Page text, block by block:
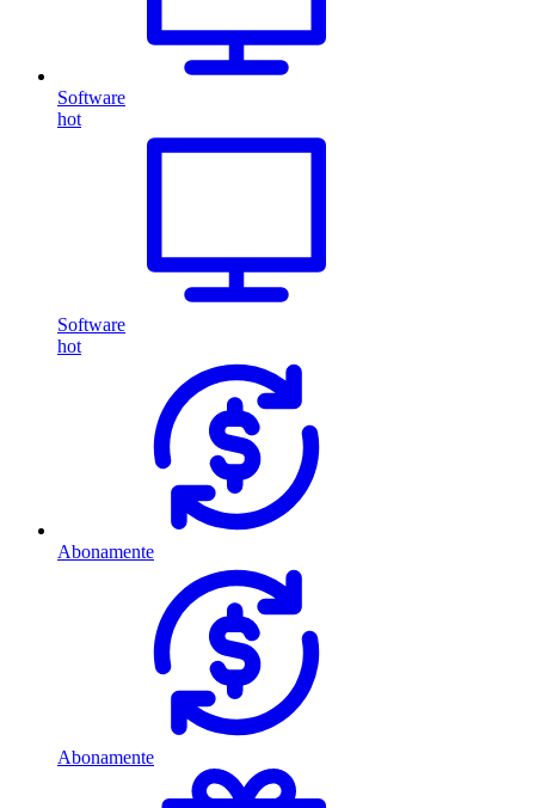
Software
hot
Software
hot
Abonamente
Abonamente